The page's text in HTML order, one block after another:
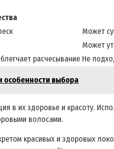
Может
Может
расчесывание Не
особенности выбора
в их здоровье и красоту.
волосами.
красивых и здоровых